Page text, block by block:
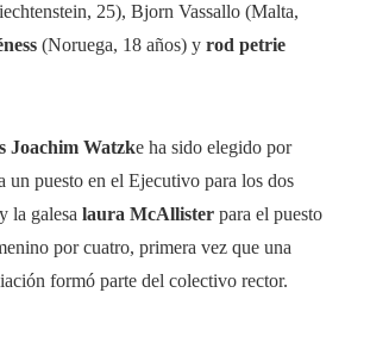
25), Bjorn Vassallo (Malta,
(Noruega, 18 años) y rod petrie
Joachim Watzke ha sido elegido por
un puesto en el Ejecutivo para los dos
la galesa laura McAllister para el puesto
por cuatro, primera vez que una
formó parte del colectivo rector.